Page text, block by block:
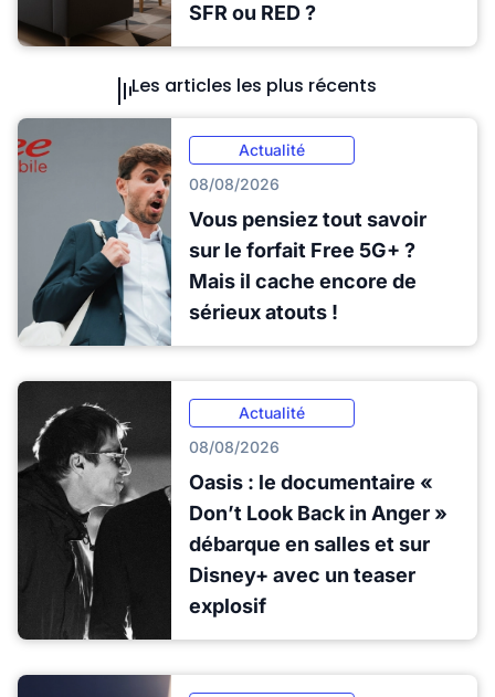
SFR ou RED ?
Les articles les plus récents
Actualité
08/08/2026
Vous pensiez tout savoir
sur le forfait Free 5G+ ?
Mais il cache encore de
sérieux atouts !
Actualité
08/08/2026
Oasis : le documentaire «
Don’t Look Back in Anger »
débarque en salles et sur
Disney+ avec un teaser
explosif